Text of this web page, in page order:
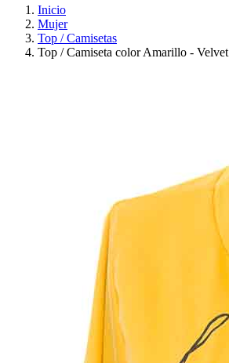
Inicio
Mujer
Top / Camisetas
Top / Camiseta color Amarillo - Velvet